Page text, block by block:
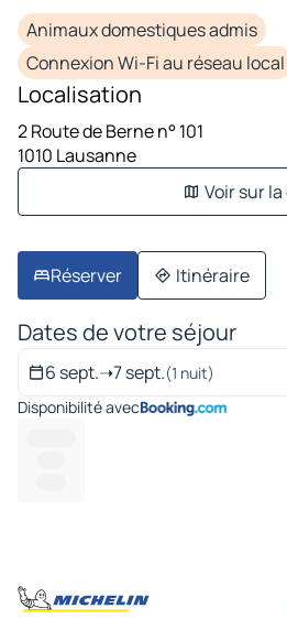
Animaux domestiques admis
Connexion Wi-Fi au réseau local
Localisation
2 Route de Berne n° 101
1010 Lausanne
Voir sur
Réserver Itinéraire
Dates de votre séjour
6 sept.➝7 sept.(1 nuit)
Disponibilité avec